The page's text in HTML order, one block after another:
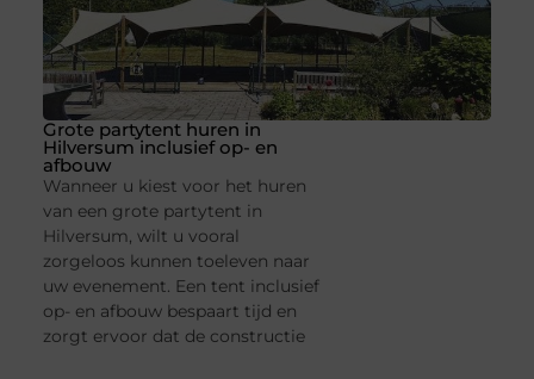
Grote partytent huren in
Hilversum inclusief op- en
afbouw
Wanneer u kiest voor het huren
van een grote partytent in
Hilversum, wilt u vooral
zorgeloos kunnen toeleven naar
uw evenement. Een tent inclusief
op- en afbouw bespaart tijd en
zorgt ervoor dat de constructie